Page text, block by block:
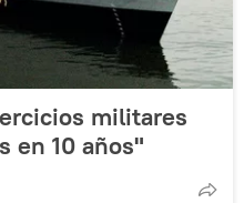
militares
en 10 años"